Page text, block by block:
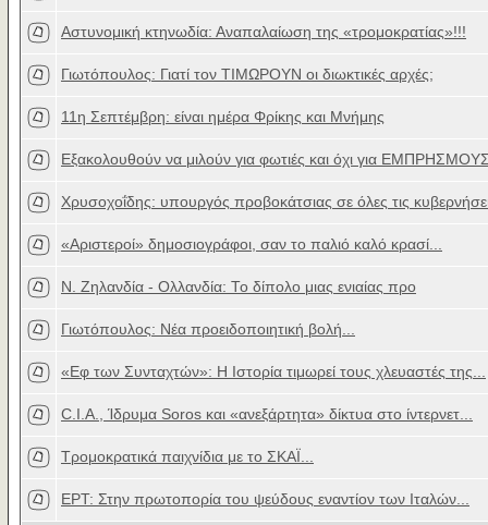
Αστυνομική κτηνωδία: Αναπαλαίωση της «τρομοκρατίας»!!!
Γιωτόπουλος: Γιατί τον ΤΙΜΩΡΟΥΝ οι διωκτικές αρχές;
11η Σεπτέμβρη: είναι ημέρα Φρίκης και Μνήμης
Εξακολουθούν να μιλούν για φωτιές και όχι για
Χρυσοχοΐδης: υπουργός προβοκάτσιας σε όλες τις
«Αριστεροί» δημοσιογράφοι, σαν το παλιό καλό κρασί...
Ν. Ζηλανδία - Ολλανδία: Το δίπολο μιας ενιαίας προ
Γιωτόπουλος: Νέα προειδοποιητική βολή...
«Εφ των Συνταχτών»: Η Ιστορία τιμωρεί τους χλευαστές της...
C.I.A., Ίδρυμα Soros και «ανεξάρτητα» δίκτυα στο ίντερνετ...
Τρομοκρατικά παιχνίδια με το ΣΚΑΪ...
ΕΡΤ: Στην πρωτοπορία του ψεύδους εναντίον των Ιταλών...